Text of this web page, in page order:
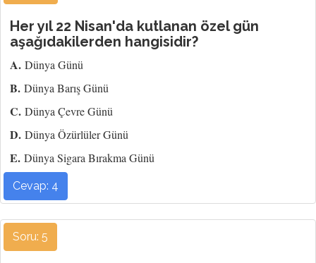
Her yıl 22 Nisan'da kutlanan özel gün
aşağıdakilerden hangisidir?
A. Dünya Günü
B. Dünya Barış Günü
C. Dünya Çevre Günü
D. Dünya Özürlüler Günü
E. Dünya Sigara Bırakma Günü
Cevap: 4
Soru: 5